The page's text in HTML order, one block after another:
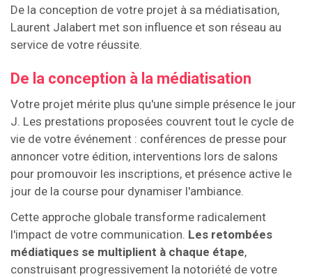
De la conception de votre projet à sa médiatisation,
Laurent Jalabert met son influence et son réseau au
service de votre réussite.
De la conception à la médiatisation
Votre projet mérite plus qu'une simple présence le jour
J. Les prestations proposées couvrent tout le cycle de
vie de votre événement : conférences de presse pour
annoncer votre édition, interventions lors de salons
pour promouvoir les inscriptions, et présence active le
jour de la course pour dynamiser l'ambiance.
Cette approche globale transforme radicalement
l'impact de votre communication. Les retombées
médiatiques se multiplient à chaque étape,
construisant progressivement la notoriété de votre